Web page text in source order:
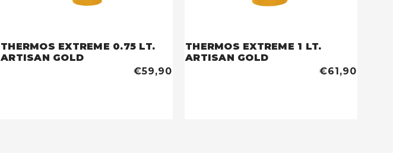
THERMOS EXTREME 0.75 LT.
ARTISAN GOLD
€59,90
THERMOS EXTREME 1 LT.
ARTISAN GOLD
€61,90